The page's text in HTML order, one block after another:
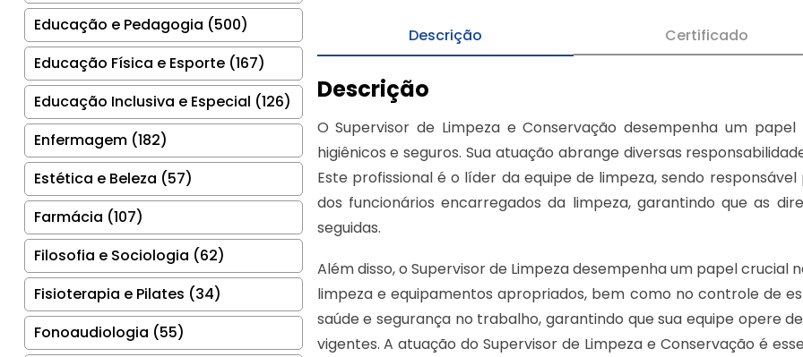
Educação e Pedagogia (500)
Educação Física e Esporte (167)
Educação Inclusiva e Especial (126)
Enfermagem (182)
Estética e Beleza (57)
Farmácia (107)
Filosofia e Sociologia (62)
Fisioterapia e Pilates (34)
Fonoaudiologia (55)
Descrição Certificado
Descrição
O Supervisor de Limpeza e Conservação desempenha um
higiênicos e seguros. Sua atuação abrange diversas
Este profissional é o líder da equipe de limpeza, sendo
dos funcionários encarregados da limpeza, garantindo que as
seguidas.
Além disso, o Supervisor de Limpeza desempenha um papel
limpeza e equipamentos apropriados, bem como no controle de
saúde e segurança no trabalho, garantindo que sua equipe opere
vigentes. A atuação do Supervisor de Limpeza e Conservação é